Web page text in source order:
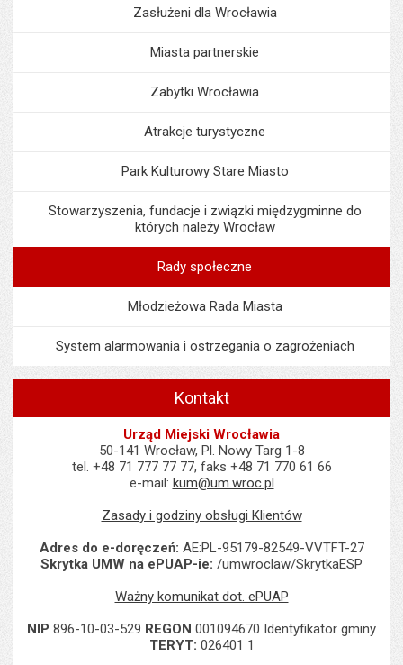
Zasłużeni dla Wrocławia
Miasta partnerskie
Zabytki Wrocławia
Atrakcje turystyczne
Park Kulturowy Stare Miasto
Stowarzyszenia, fundacje i związki międzygminne do
których należy Wrocław
Rady społeczne
Młodzieżowa Rada Miasta
System alarmowania i ostrzegania o zagrożeniach
Kontakt
Urząd Miejski Wrocławia
50-141 Wrocław, Pl. Nowy Targ 1-8
tel. +48 71 777 77 77, faks +48 71 770 61 66
e-mail: kum@um.wroc.pl
Zasady i godziny obsługi Klientów
Adres do e-doręczeń: AE:PL-95179-82549-VVTFT-27
Skrytka UMW na ePUAP-ie: /umwroclaw/SkrytkaESP
Ważny komunikat dot. ePUAP
NIP 896-10-03-529 REGON 001094670 Identyfikator gminy
TERYT: 026401 1